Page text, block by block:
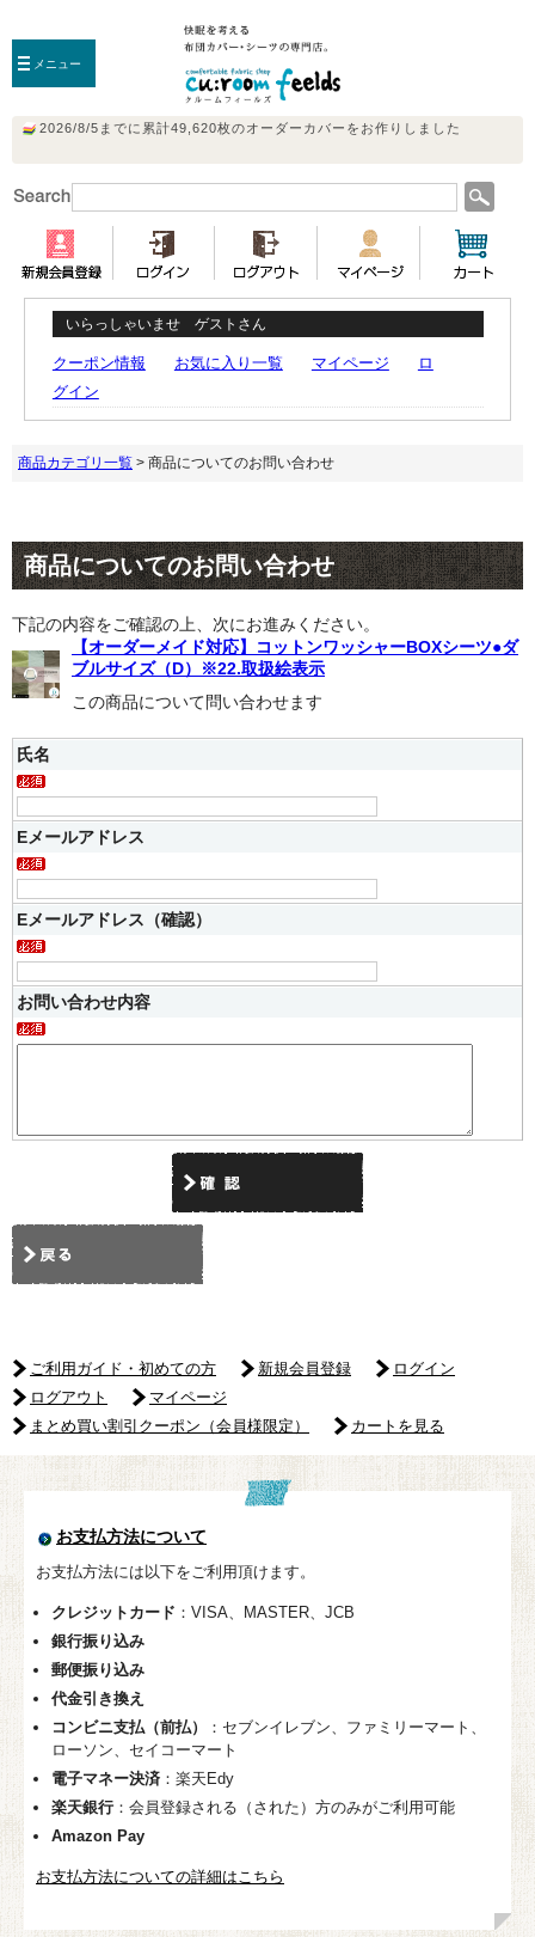
いらっしゃいませ ゲストさん
クーポン情報 お気に入り一覧 マイページ
ロ
グイン
商品カテゴリ一覧 > 商品についてのお問い合わせ
商品についてのお問い合わせ
下記の内容をご確認の上、次にお進みください。
【オーダーメイド対応】コットンワッシャーBOXシーツ●ダ
ブルサイズ（D）※22.取扱絵表示
この商品について問い合わせます
氏名
Eメールアドレス
Eメールアドレス（確認）
お問い合わせ内容
ご利用ガイド・初めての方 新規会員登録
ログイン
ログアウト
マイページ
まとめ買い割引クーポン（会員様限定）
カートを見る
お支払方法について
お支払方法には以下をご利用頂けます。
クレジットカード ：VISA、MASTER、JCB
銀行振り込み
郵便振り込み
代金引き換え
コンビニ支払（前払）
：セブンイレブン、ファミリーマート、
ローソン、セイコーマート
電子マネー決済：楽天Edy
楽天銀行：会員登録される（された）方のみがご利用可能
Amazon Pay
お支払方法についての詳細はこちら
メニュー